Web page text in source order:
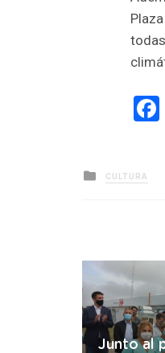
Posted
in
CULTURA
Junto al